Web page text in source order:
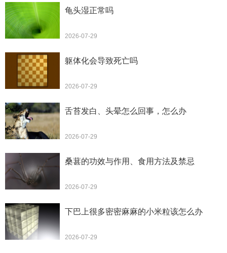
龟头湿正常吗
2026-07-29
躯体化会导致死亡吗
2026-07-29
舌苔发白、头晕怎么回事，怎么办
2026-07-29
桑葚的功效与作用、食用方法及禁忌
2026-07-29
下巴上很多密密麻麻的小米粒该怎么办
2026-07-29